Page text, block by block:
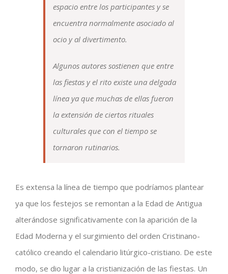
espacio entre los participantes y se
encuentra normalmente asociado al
ocio y al divertimento.
Algunos autores sostienen que entre
las fiestas y el rito existe una delgada
línea ya que muchas de ellas fueron
la extensión de ciertos rituales
culturales que con el tiempo se
tornaron rutinarios.
Es extensa la línea de tiempo que podríamos plantear
ya que los festejos se remontan a la Edad de Antigua
alterándose significativamente con la aparición de la
Edad Moderna y el surgimiento del orden Cristinano-
católico creando el calendario litúrgico-cristiano. De este
modo, se dio lugar a la cristianización de las fiestas. Un